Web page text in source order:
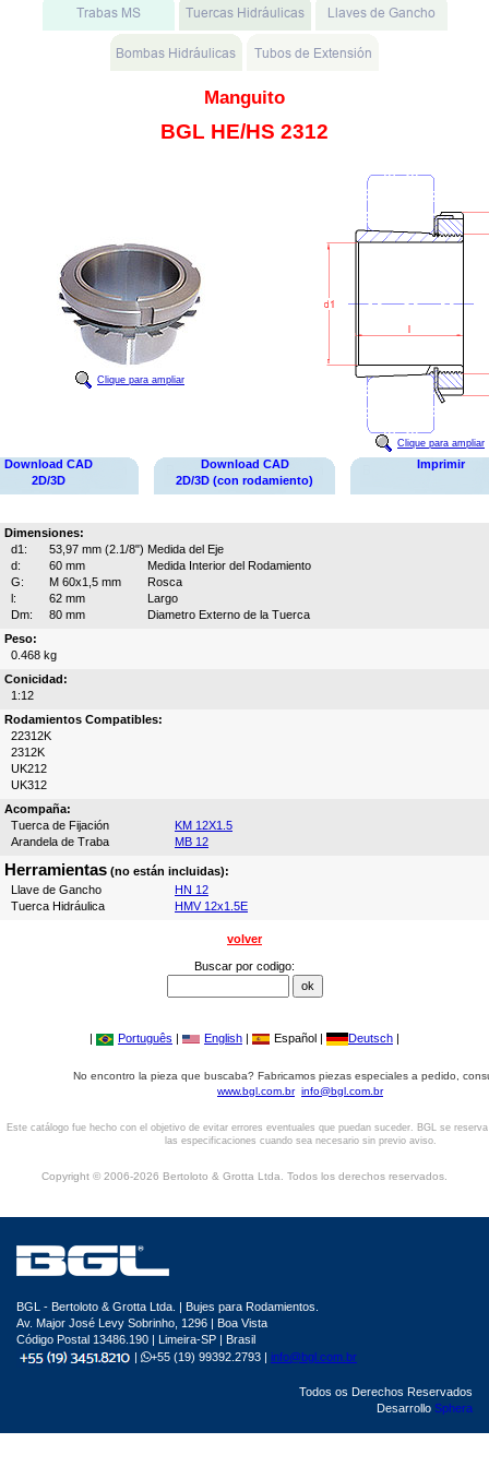
Manguito
BGL HE/HS 2312
Clique para ampliar
Clique para ampliar
Download CAD
2D/3D
Download CAD
2D/3D (con rodamiento)
Imprimir
Dimensiones:
d1:
53,97 mm (2.1/8") Medida del Eje
d:
60 mm
Medida Interior del Rodamiento
G:
M 60x1,5 mm
Rosca
l:
62 mm
Largo
Dm:
80 mm
Diametro Externo de la Tuerca
Peso:
0.468 kg
Conicidad:
1:12
Rodamientos Compatibles:
22312K
2312K
UK212
UK312
Acompaña:
Tuerca de Fijación
KM 12X1.5
Arandela de Traba
MB 12
Herramientas (no están incluidas):
Llave de Gancho
HN 12
Tuerca Hidráulica
HMV 12x1.5E
volver
Buscar por codigo:
| Português | English | Español | Deutsch |
No encontro la pieza que buscaba? Fabricamos piezas especiales a pedido,
www.bgl.com.br info@bgl.com.br
Este catálogo fue hecho con el objetivo de evitar errores eventuales que puedan suceder. BGL se
las especificaciones cuando sea necesario sin previo aviso.
Copyright © 2006-2026 Bertoloto & Grotta Ltda. Todos los derechos reservados.
BGL - Bertoloto & Grotta Ltda. | Bujes para Rodamientos.
Av. Major José Levy Sobrinho, 1296 | Boa Vista
Código Postal 13486.190 | Limeira-SP | Brasil
|
+55 (19) 99392.2793 | info@bgl.com.br
Todos os Derechos Reservados
Desarrollo Sphera